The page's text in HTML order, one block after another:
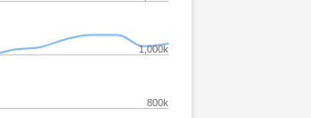
800k
1,000k